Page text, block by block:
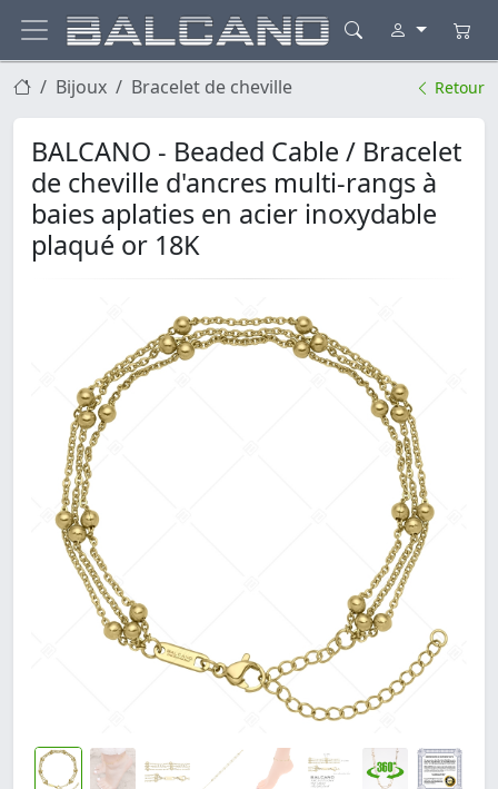
Bijoux Bracelet de cheville Retour
BALCANO - Beaded Cable / Bracelet
de cheville d'ancres multi-rangs à
baies aplaties en acier inoxydable
plaqué or 18K